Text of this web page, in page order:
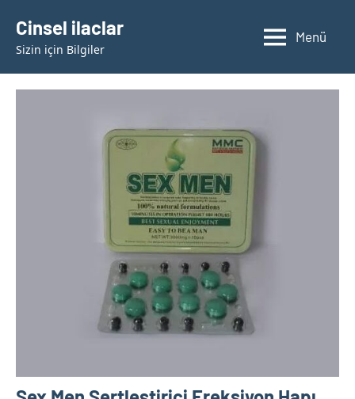
geçCinsel ilaclar
Sizin için Bilgiler
Menü